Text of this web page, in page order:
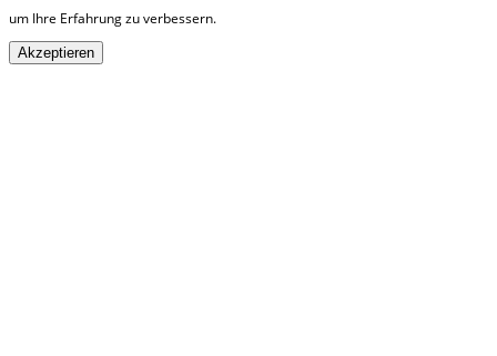
um Ihre Erfahrung zu verbessern.
Akzeptieren